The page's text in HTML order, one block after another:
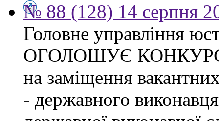
№ 88 (128) 14 серпня
Головне управління
ОГОЛОШУЄ
на заміщення
- державного